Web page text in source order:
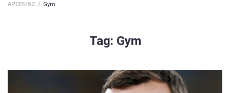
APCEF/SC / Gym
Tag: Gym